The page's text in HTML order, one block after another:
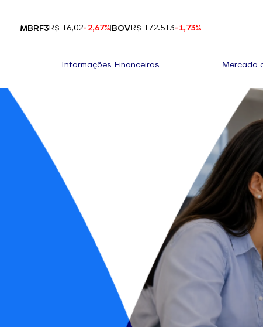
MBRF3R$ 16,02-2,67%IBOVR$ 172.513-1,73%
Informações Financeiras Mercado